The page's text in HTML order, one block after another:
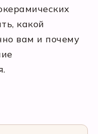
какой
вам и почему